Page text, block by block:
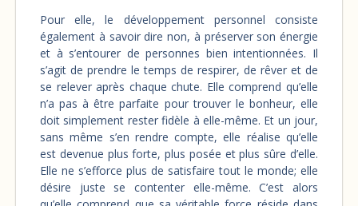
Pour elle, le développement personnel consiste
également à savoir dire non, à préserver son énergie
et à s’entourer de personnes bien intentionnées. Il
s’agit de prendre le temps de respirer, de rêver et de
se relever après chaque chute. Elle comprend qu’elle
n’a pas à être parfaite pour trouver le bonheur, elle
doit simplement rester fidèle à elle-même. Et un jour,
sans même s’en rendre compte, elle réalise qu’elle
est devenue plus forte, plus posée et plus sûre d’elle.
Elle ne s’efforce plus de satisfaire tout le monde; elle
désire juste se contenter elle-même. C’est alors